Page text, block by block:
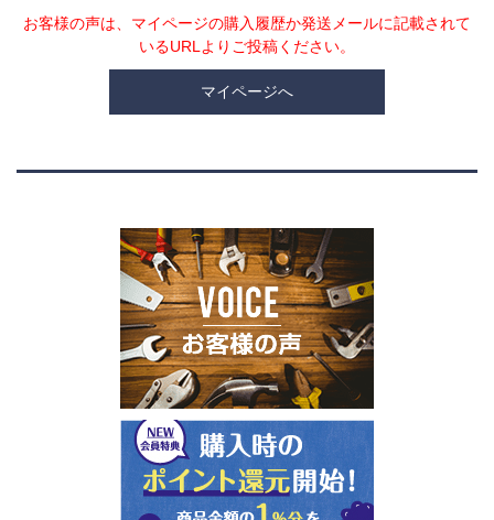
お客様の声は、マイページの購入履歴か発送メールに記載されて
いるURLよりご投稿ください。
マイページへ